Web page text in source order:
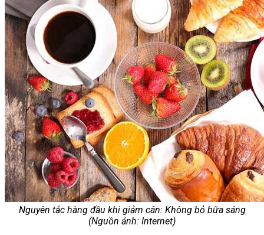
Nguyên tắc hàng đầu khi giảm cân: Không bỏ bữa sáng
(Nguồn ảnh: Internet)